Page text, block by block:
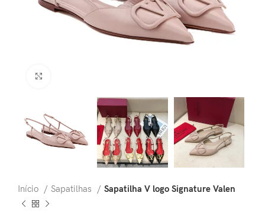
Início Sapatilhas Sapatilha V logo Signature Valen